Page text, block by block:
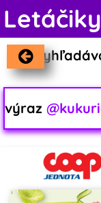
Letáčiky
výraz